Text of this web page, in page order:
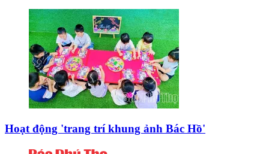
Hoạt động 'trang trí khung ảnh Bác Hồ'